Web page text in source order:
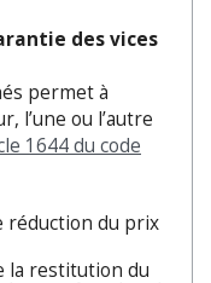
des vices
permet à
l’une ou l’autre
1644 du code
réduction du prix
la restitution du